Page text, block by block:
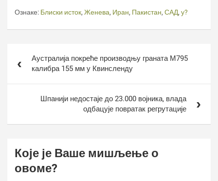
Ознаке: Блиски исток, Женева, Иран, Пакистан, САД, у?
чланкаАустралија покреће производњу граната М795
калибра 155 мм у Квинсленду
Шпанији недостаје до 23.000 војника, влада
одбацује повратак регрутације
Које је Ваше мишљење о
овоме?